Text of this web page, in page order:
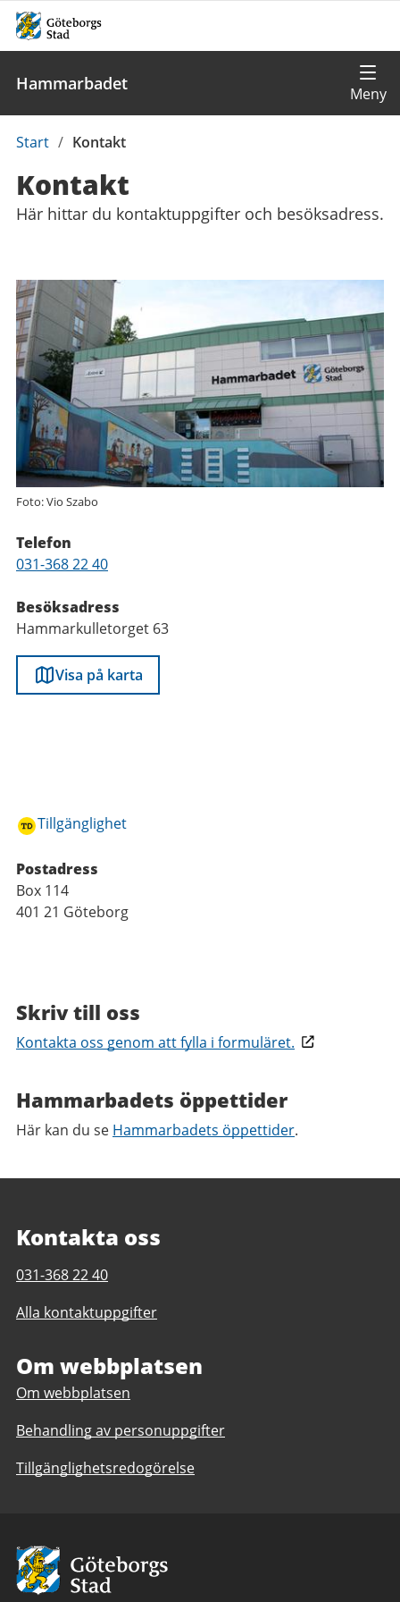
Hammarbadet
Du
här:
Start / Kontakt
Kontakt
Här hittar du kontaktuppgifter och besöksadress.
Kontaktuppgifter
Foto: Vio Szabo
Telefon
Telefon
031-368 22 40
Besöksadress
Hammarkulletorget 63
Visa på karta
Tillgänglighet
Postadress
Box 114
401 21 Göteborg
Skriv till oss
Kontakta oss genom att fylla i formuläret.
Hammarbadets öppettider
Här kan du se Hammarbadets öppettider.
Kontakta oss
Telefonnummer
Hammarbadet
031-368 22 40
Alla kontaktuppgifter
Om webbplatsen
Om webbplatsen
Behandling av personuppgifter
Tillgänglighetsredogörelse
Avsändare:
Göteborgs